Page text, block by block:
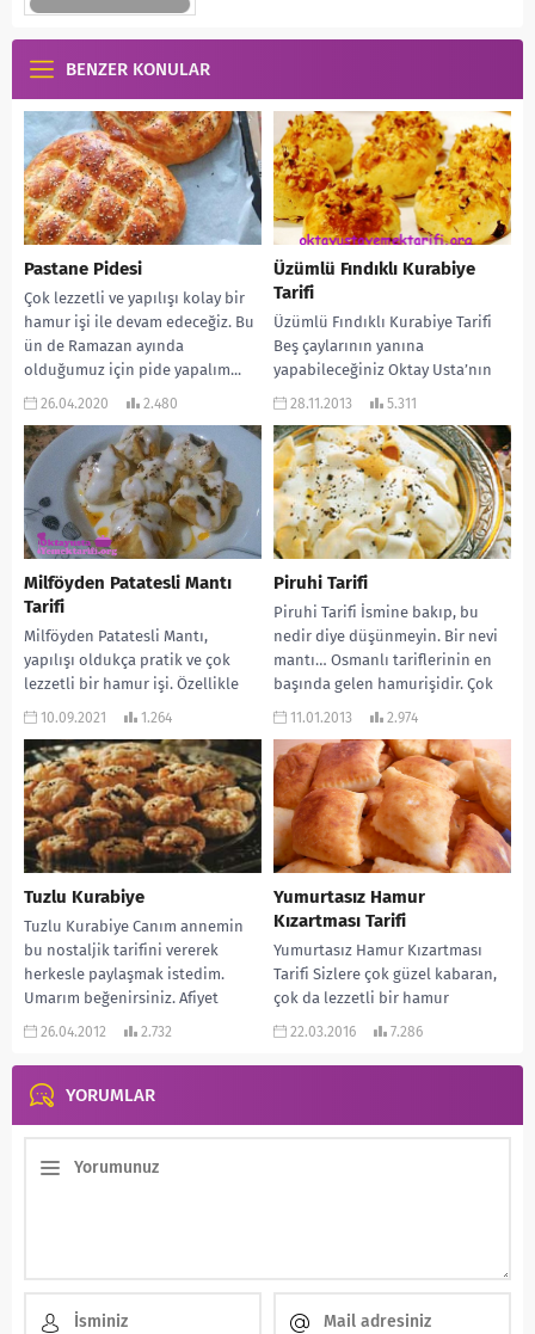
BENZER KONULAR
Pastane Pidesi
Çok lezzetli ve yapılışı kolay bir
hamur işi ile devam edeceğiz. Bu
ün de Ramazan ayında
olduğumuz için pide yapalım...
26.04.2020 2.480
Üzümlü Fındıklı Kurabiye
Tarifi
Üzümlü Fındıklı Kurabiye Tarifi
Beş çaylarının yanına
yapabileceğiniz Oktay Usta’nın
bu tarifini sürekli yapıyorum. Çok
28.11.2013 5.311
Milföyden Patatesli Mantı
Tarifi
Milföyden Patatesli Mantı,
yapılışı oldukça pratik ve çok
lezzetli bir hamur işi. Özellikle
mantı severlerin kaçırmaması
10.09.2021 1.264
Piruhi Tarifi
Piruhi Tarifi İsmine bakıp, bu
nedir diye düşünmeyin. Bir nevi
mantı… Osmanlı tariflerinin en
başında gelen hamurişidir. Çok
da lezzetlidir....
11.01.2013 2.974
Tuzlu Kurabiye
Tuzlu Kurabiye Canım annemin
bu nostaljik tarifini vererek
herkesle paylaşmak istedim.
Umarım beğenirsiniz. Afiyet
olsun… MALZEMELERİ: 1 su
26.04.2012 2.732
Yumurtasız Hamur
Kızartması Tarifi
Yumurtasız Hamur Kızartması
Tarifi Sizlere çok güzel kabaran,
çok da lezzetli bir hamur
kızartması tarifi veriyorum.
22.03.2016 7.286
YORUMLAR